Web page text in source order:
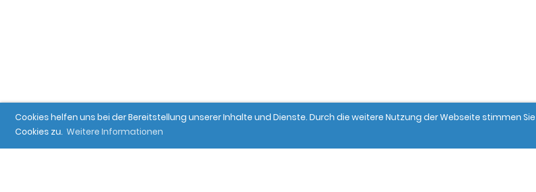
Cookies helfen uns bei der Bereitstellung unserer Inhalte und Dienste. Durch die weitere Nutzung der Webseite stimmen
Cookies zu. Weitere Informationen